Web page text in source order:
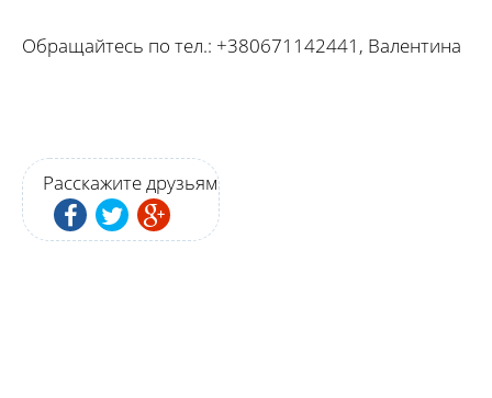
Обращайтесь по тел.: +380671142441, Валентина
Расскажите друзьям